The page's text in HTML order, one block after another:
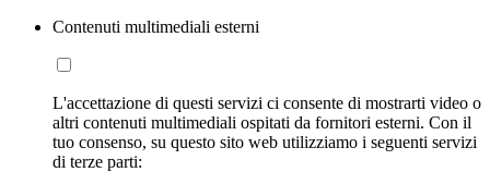
Contenuti multimediali esterni
L'accettazione di questi servizi ci consente di mostrarti video o
altri contenuti multimediali ospitati da fornitori esterni. Con il
tuo consenso, su questo sito web utilizziamo i seguenti servizi
di terze parti: